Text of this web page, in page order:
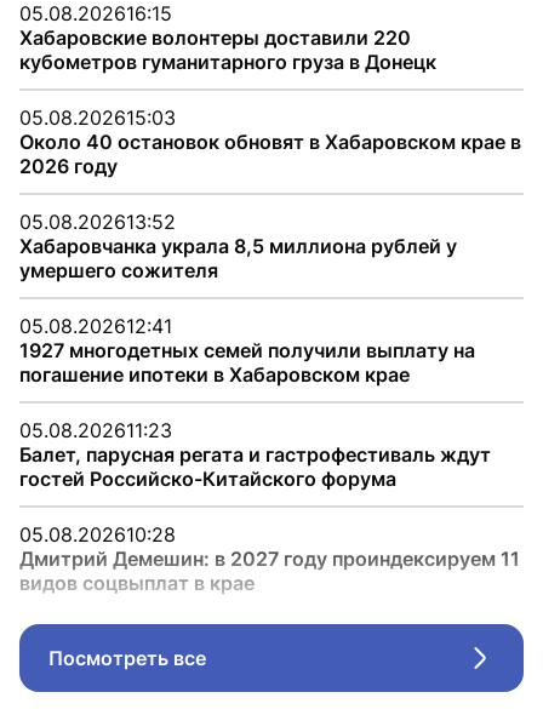
05.08.202616:15
Хабаровские волонтеры доставили 220
кубометров гуманитарного груза в Донецк
05.08.202615:03
Около 40 остановок обновят в Хабаровском крае в
2026 году
05.08.202613:52
Хабаровчанка украла 8,5 миллиона рублей у
умершего сожителя
05.08.202612:41
1927 многодетных семей получили выплату на
погашение ипотеки в Хабаровском крае
05.08.202611:23
Балет, парусная регата и гастрофестиваль ждут
гостей Российско-Китайского форума
05.08.202610:28
Дмитрий Демешин: в 2027 году проиндексируем 11
видов соцвыплат в крае
Посмотреть все